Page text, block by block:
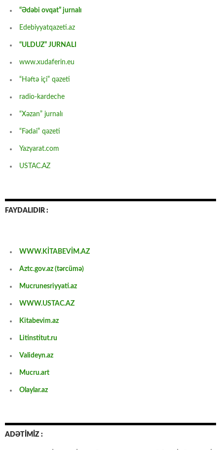
“Ədəbi ovqat” jurnalı
Edebiyyatqazeti.az
“ULDUZ” JURNALI
www.xudaferin.eu
“Həftə içi” qəzeti
radio-kardeche
“Xəzan” jurnalı
“Fədai” qəzeti
Yazyarat.com
USTAC.AZ
FAYDALIDIR :
WWW.KİTABEVİM.AZ
Aztc.gov.az (tərcümə)
Mucrunesriyyati.az
WWW.USTAC.AZ
Kitabevim.az
Litinstitut.ru
Valideyn.az
Mucru.art
Olaylar.az
ADƏTİMİZ :